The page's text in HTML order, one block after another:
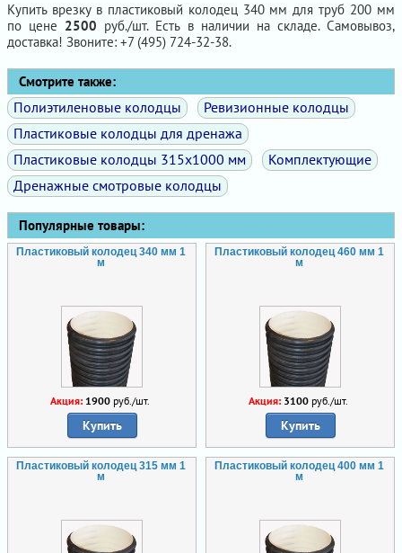
Купить врезку в пластиковый колодец 340 мм для труб 200 мм
по цене 2500 руб./шт. Есть в наличии на складе. Самовывоз,
доставка! Звоните: +7 (495) 724-32-38.
Смотрите также:
Полиэтиленовые колодцы
Ревизионные колодцы
Пластиковые колодцы для дренажа
Пластиковые колодцы 315х1000 мм
Комплектующие
Дренажные смотровые колодцы
Популярные товары:
Пластиковый колодец 340 мм 1
м
Акция: 1900руб./шт.
Купить
Пластиковый колодец 460 мм 1
м
Акция: 3100руб./шт.
Купить
Пластиковый колодец 315 мм 1
м
Пластиковый колодец 400 мм 1
м